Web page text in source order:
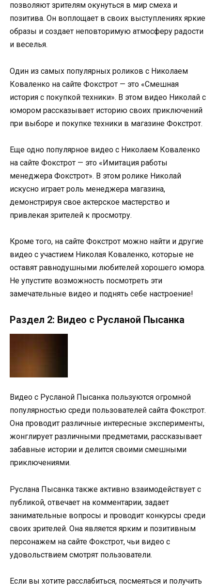
позволяют зрителям окунуться в мир смеха и
позитива. Он воплощает в своих выступлениях яркие
образы и создает неповторимую атмосферу радости
и веселья.
Один из самых популярных роликов с Николаем
Коваленко на сайте Фокстрот — это «Смешная
история с покупкой техники». В этом видео Николай с
юмором рассказывает историю своих приключений
при выборе и покупке техники в магазине Фокстрот.
Еще одно популярное видео с Николаем Коваленко
на сайте Фокстрот — это «Имитация работы
менеджера Фокстрот». В этом ролике Николай
искусно играет роль менеджера магазина,
демонстрируя свое актерское мастерство и
привлекая зрителей к просмотру.
Кроме того, на сайте Фокстрот можно найти и другие
видео с участием Николая Коваленко, которые не
оставят равнодушными любителей хорошего юмора.
Не упустите возможность посмотреть эти
замечательные видео и поднять себе настроение!
Раздел 2: Видео с Русланой Пысанка
Видео с Русланой Пысанка пользуются огромной
популярностью среди пользователей сайта Фокстрот.
Она проводит различные интересные эксперименты,
жонглирует различными предметами, рассказывает
забавные истории и делится своими смешными
приключениями.
Руслана Пысанка также активно взаимодействует с
публикой, отвечает на комментарии, задает
занимательные вопросы и проводит конкурсы среди
своих зрителей. Она является ярким и позитивным
персонажем на сайте Фокстрот, чьи видео с
удовольствием смотрят пользователи.
Если вы хотите расслабиться, посмеяться и получить